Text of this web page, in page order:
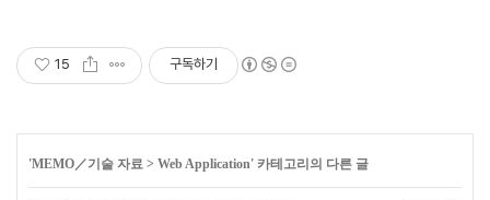
15 구독하기
'MEMO／기술 자료 > Web Application' 카테고리의 다른 글